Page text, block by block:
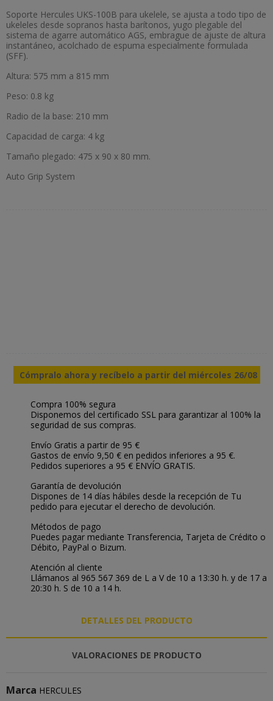
Soporte Hercules UKS-100B para ukelele, se ajusta a todo tipo de
ukeleles desde sopranos hasta barítonos, yugo plegable del
sistema de agarre automático AGS, embrague de ajuste de altura
instantáneo, acolchado de espuma especialmente formulada
(SFF).
Altura: 575 mm a 815 mm
Peso: 0.8 kg
Radio de la base: 210 mm
Capacidad de carga: 4 kg
Tamaño plegado: 475 x 90 x 80 mm.
Auto Grip System
Cómpralo ahora y recíbelo a partir del miércoles 26/08
Compra 100% segura
Disponemos del certificado SSL para garantizar al 100% la
seguridad de sus compras.
Envío Gratis a partir de 95 €
Gastos de envío 9,50 € en pedidos inferiores a 95 €.
Pedidos superiores a 95 € ENVÍO GRATIS.
Garantía de devolución
Dispones de 14 días hábiles desde la recepción de Tu
pedido para ejecutar el derecho de devolución.
Métodos de pago
Puedes pagar mediante Transferencia, Tarjeta de Crédito o
Débito, PayPal o Bizum.
Atención al cliente
Llámanos al 965 567 369 de L a V de 10 a 13:30 h. y de 17 a
20:30 h. S de 10 a 14 h.
DETALLES DEL PRODUCTO
VALORACIONES DE PRODUCTO
Marca HERCULES